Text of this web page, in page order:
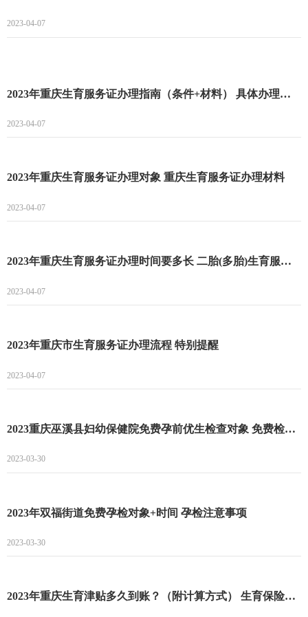
2023-04-07
2023年重庆生育服务证办理指南（条件+材料） 具体办理流程
2023-04-07
2023年重庆生育服务证办理对象 重庆生育服务证办理材料
2023-04-07
2023年重庆生育服务证办理时间要多长 二胎(多胎)生育服务证办理手续介绍
2023-04-07
2023年重庆市生育服务证办理流程 特别提醒
2023-04-07
2023重庆巫溪县妇幼保健院免费孕前优生检查对象 免费检查流程
2023-03-30
2023年双福街道免费孕检对象+时间 孕检注意事项
2023-03-30
2023年重庆生育津贴多久到账？（附计算方式） 生育保险待遇包括